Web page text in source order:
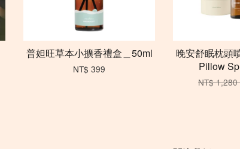
普妲旺草本小擴香禮盒＿50ml
NT$ 399
晚安舒眠枕頭
Pillow
NT$ 1,280